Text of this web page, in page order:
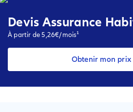
Devis Assurance
À partir de 5,26€/mois¹
Obtenir mon prix